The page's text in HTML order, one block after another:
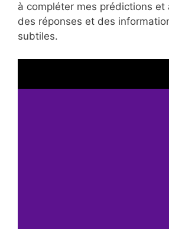
à compléter mes prédictions et
des réponses et des
subtiles.